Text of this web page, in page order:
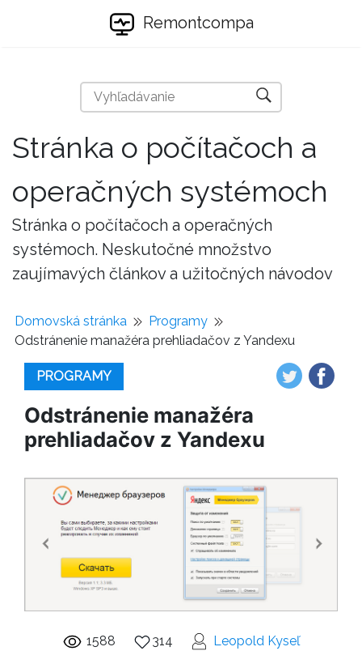
Remontcompa
Stránka o počítačoch a
operačných systémoch
Stránka o počítačoch a operačných
systémoch. Neskutočné množstvo
zaujímavých článkov a užitočných návodov
Domovská stránka
Programy
Odstránenie manažéra prehliadačov z Yandexu
PROGRAMY
Odstránenie manažéra
prehliadačov z Yandexu
1588 314 Leopold Kyseľ